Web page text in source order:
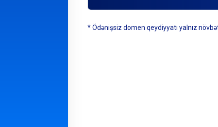
* Ödənişsiz domen qeydiyyatı yalnız